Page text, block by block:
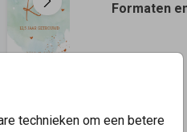
technieken om een betere
Formaten